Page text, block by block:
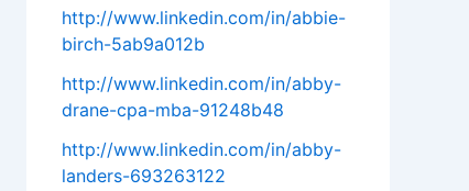
http://www.linkedin.com/in/abbie-
birch-5ab9a012b
http://www.linkedin.com/in/abby-
drane-cpa-mba-91248b48
http://www.linkedin.com/in/abby-
landers-693263122